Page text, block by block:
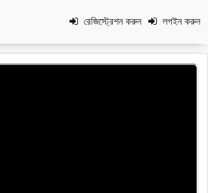
রেজিস্ট্রেশন করুন লগইন করুন